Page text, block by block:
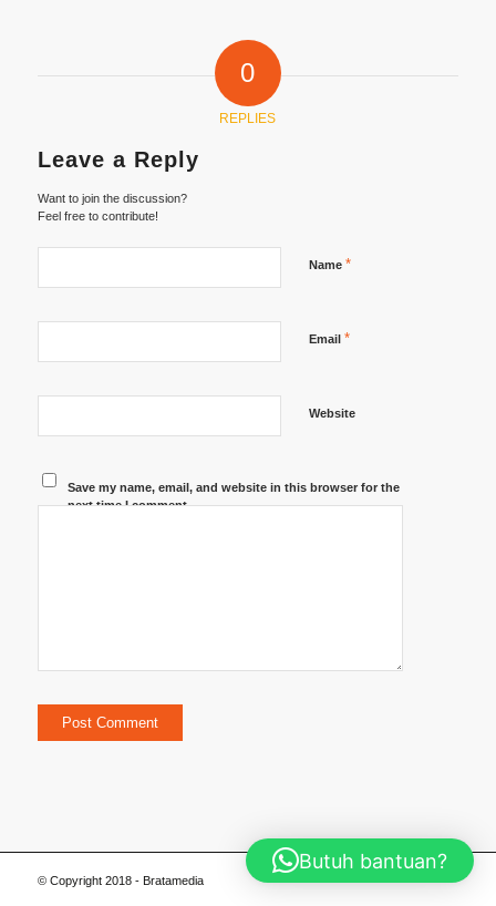
0
REPLIES
Leave a Reply
Want to join the discussion?
Feel free to contribute!
Name *
Email *
Website
Save my name, email, and website in this browser for the
next time I comment.
© Copyright 2018 - Bratamedia
Butuh bantuan?